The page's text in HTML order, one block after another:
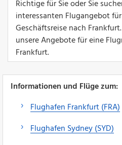
Richtige für Sie oder Sie
interessanten Flugangebot
Geschäftsreise nach
unsere Angebote für eine
Frankfurt.
Informationen und Flüge zum:
Flughafen Frankfurt (FRA)
Flughafen Sydney (SYD)